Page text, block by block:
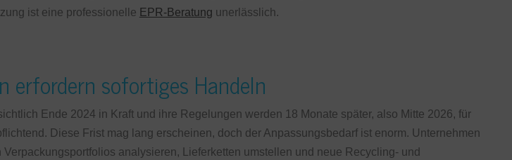
ist eine professionelle EPR-Beratung unerlässlich.
erfordern sofortiges Handeln
Ende 2024 in Kraft und ihre Regelungen werden 18 Monate später, also Mitte 2026, für
Diese Frist mag lang erscheinen, doch der Anpassungsbedarf ist enorm. Unternehmen
Verpackungsportfolios analysieren, Lieferketten umstellen und neue Recycling- und